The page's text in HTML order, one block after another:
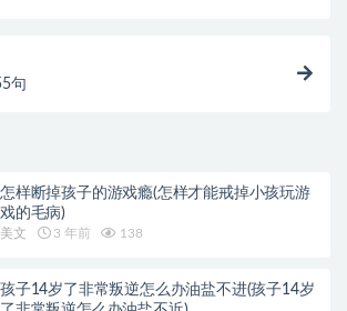
句
怎样断掉孩子的游戏瘾(怎样才能戒掉小孩玩游
戏的毛病)
美文 3 年前 138
孩子14岁了非常叛逆怎么办油盐不进(孩子14岁